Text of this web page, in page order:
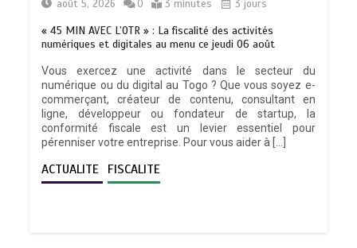
août 5, 2026
0 3 minutes 3 jours
« 45 MIN AVEC L’OTR » : La fiscalité des activités
numériques et digitales au menu ce jeudi 06 août
Vous exercez une activité dans le secteur du
numérique ou du digital au Togo ? Que vous soyez e-
commerçant, créateur de contenu, consultant en
ligne, développeur ou fondateur de startup, la
conformité fiscale est un levier essentiel pour
pérenniser votre entreprise. Pour vous aider à […]
ACTUALITE FISCALITE
TOGO : Sauver la mère devient un
indicateur de civilisation
4 minutes